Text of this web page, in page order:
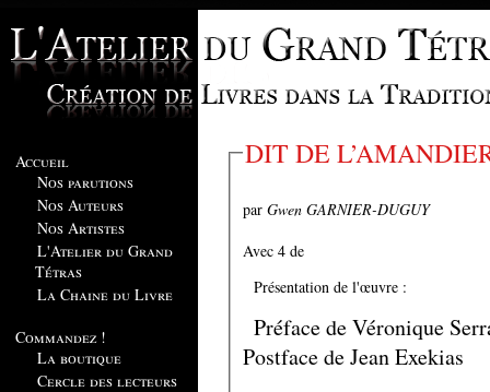
Accueil
Nos parutions
Nos Auteurs
Nos Artistes
L'Atelier du Grand
Tétras
La Chaine du Livre
Commandez !
La boutique
Cercle des lecteurs
DIT DE
par Gwen GARNIER-DUGUY
Avec 4 de
Présentation de l'œuvre :
Préface de Véronique
Postface de Jean Exekias